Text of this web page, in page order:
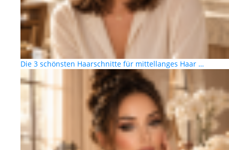
Die 3 schönsten Haarschnitte für mittellanges Haar …